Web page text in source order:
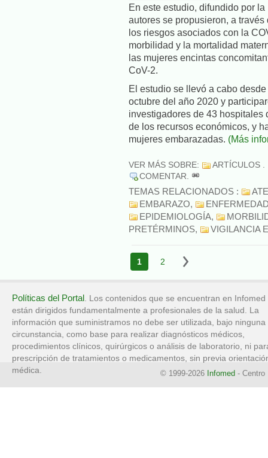
En este estudio, difundido por
autores se propusieron, a
los riesgos asociados con la
morbilidad y la mortalidad
las mujeres encintas
CoV-2.
El estudio se llevó a cabo
octubre del año 2020 y
investigadores de 43 hospitales
de los recursos económicos, y
mujeres embarazadas. (Más
VER MÁS SOBRE: ARTÍCULOS.
COMENTAR.
TEMAS RELACIONADOS :
EMBARAZO,
EPIDEMIOLOGÍA,
PRETÉRMINOS, VIGILANCIA
1 2
Políticas del Portal. Los contenidos que se encuentran en Infomed
están dirigidos fundamentalmente a profesionales de la salud. La
información que suministramos no debe ser utilizada, bajo ninguna
circunstancia, como base para realizar diagnósticos médicos,
procedimientos clínicos, quirúrgicos o análisis de laboratorio, ni
prescripción de tratamientos o medicamentos, sin previa
médica.
© 1999-2026 Infomed - Centro